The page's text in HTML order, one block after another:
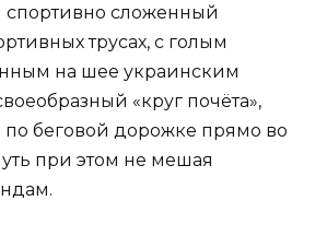
сложенный
трусах, с голым
на шее украинским
«круг почёта»,
беговой дорожке прямо во
при этом не мешая